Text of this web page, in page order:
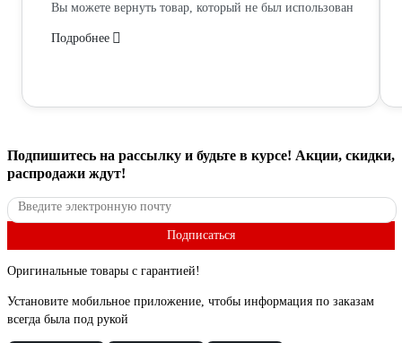
Вы можете вернуть товар, который не был использован
Подробнее
Подпишитесь на рассылку и будьте в курсе! Акции, скидки,
распродажи ждут!
Подписаться
Оригинальные товары с гарантией!
Установите мобильное приложение, чтобы информация по заказам
всегда была под рукой